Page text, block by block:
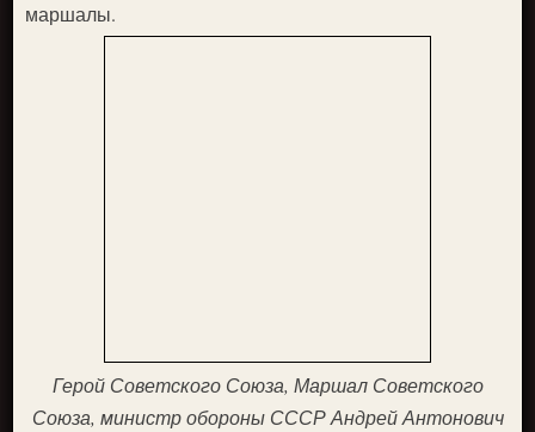
маршалы.
Герой Советского Союза, Маршал Советского
Союза, министр обороны СССР Андрей Антонович